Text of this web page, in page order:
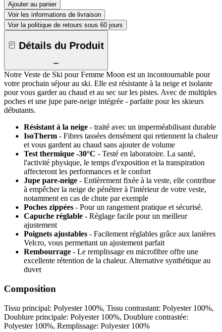
Ajouter au panier
Voir les informations de livraison
Voir la politique de retours sous 60 jours
Détails du Produit
Notre Veste de Ski pour Femme Moon est un incontournable pour
votre prochain séjour au ski. Elle est résistante à la neige et isolante
pour vous garder au chaud et au sec sur les pistes. Avec de multiples
poches et une jupe pare-neige intégrée - parfaite pour les skieurs
débutants.
Résistant à la neige - traité avec un imperméabilisant durable
IsoTherm - Fibres tassées densément qui retiennent la chaleur
et vous gardent au chaud sans ajouter de volume
Test thermique -30°C - Testé en laboratoire. La santé,
l'activité physique, le temps d'exposition et la transpiration
affecteront les performances et le confort
Jupe pare-neige - Entièrement fixée à la veste, elle contribue
à empêcher la neige de pénétrer à l'intérieur de votre veste,
notamment en cas de chute par exemple
Poches zippées - Pour un rangement pratique et sécurisé.
Capuche réglable - Réglage facile pour un meilleur
ajustement
Poignets ajustables - Facilement réglables grâce aux lanières
Velcro, vous permettant un ajustement parfait
Rembourrage - Le remplissage en microfibre offre une
excellente rétention de la chaleur. Alternative synthétique au
duvet
Composition
Tissu principal: Polyester 100%, Tissu contrastant: Polyester 100%,
Doublure principale: Polyester 100%, Doublure contrastée:
Polyester 100%, Remplissage: Polyester 100%